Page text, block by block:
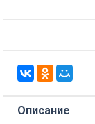
Описание